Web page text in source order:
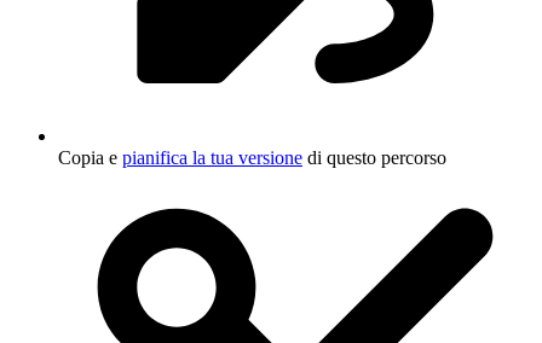
Copia e pianifica la tua versione di questo percorso